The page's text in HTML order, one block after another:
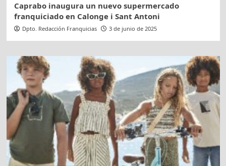
Caprabo inaugura un nuevo supermercado
franquiciado en Calonge i Sant Antoni
Dpto. Redacción Franquicias 3 de junio de 2025